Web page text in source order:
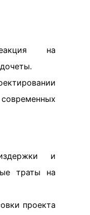
на
и
траты на
проекта